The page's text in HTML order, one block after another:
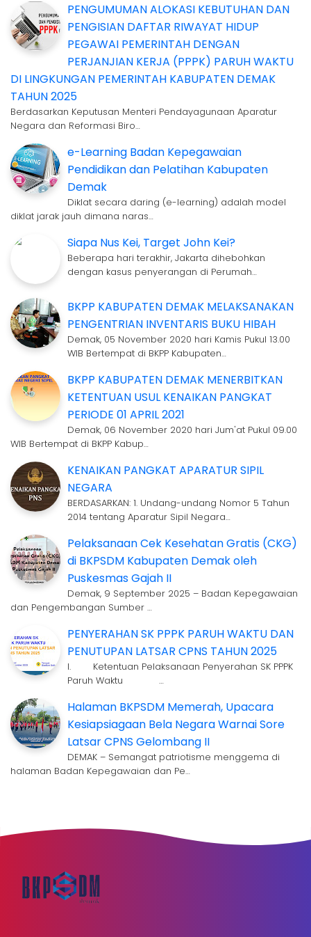
PENGUMUMAN ALOKASI KEBUTUHAN DAN
PENGISIAN DAFTAR RIWAYAT HIDUP
PEGAWAI PEMERINTAH DENGAN
PERJANJIAN KERJA (PPPK) PARUH WAKTU
DI LINGKUNGAN PEMERINTAH KABUPATEN DEMAK
TAHUN 2025
Berdasarkan Keputusan Menteri Pendayagunaan Aparatur
Negara dan Reformasi Biro…
e-Learning Badan Kepegawaian
Pendidikan dan Pelatihan Kabupaten
Demak
Diklat secara daring (e-learning) adalah model
diklat jarak jauh dimana naras…
Siapa Nus Kei, Target John Kei?
Beberapa hari terakhir, Jakarta dihebohkan
dengan kasus penyerangan di Perumah…
BKPP KABUPATEN DEMAK MELAKSANAKAN
PENGENTRIAN INVENTARIS BUKU HIBAH
Demak, 05 November 2020 hari Kamis Pukul 13.00
WIB Bertempat di BKPP Kabupaten…
BKPP KABUPATEN DEMAK MENERBITKAN
KETENTUAN USUL KENAIKAN PANGKAT
PERIODE 01 APRIL 2021
Demak, 06 November 2020 hari Jum'at Pukul 09.00
WIB Bertempat di BKPP Kabup…
KENAIKAN PANGKAT APARATUR SIPIL
NEGARA
BERDASARKAN: 1. Undang-undang Nomor 5 Tahun
2014 tentang Aparatur Sipil Negara…
Pelaksanaan Cek Kesehatan Gratis (CKG)
di BKPSDM Kabupaten Demak oleh
Puskesmas Gajah II
Demak, 9 September 2025 – Badan Kepegawaian
dan Pengembangan Sumber …
PENYERAHAN SK PPPK PARUH WAKTU DAN
PENUTUPAN LATSAR CPNS TAHUN 2025
I. Ketentuan Pelaksanaan Penyerahan SK PPPK
Paruh Waktu …
Halaman BKPSDM Memerah, Upacara
Kesiapsiagaan Bela Negara Warnai Sore
Latsar CPNS Gelombang II
DEMAK – Semangat patriotisme menggema di
halaman Badan Kepegawaian dan Pe…